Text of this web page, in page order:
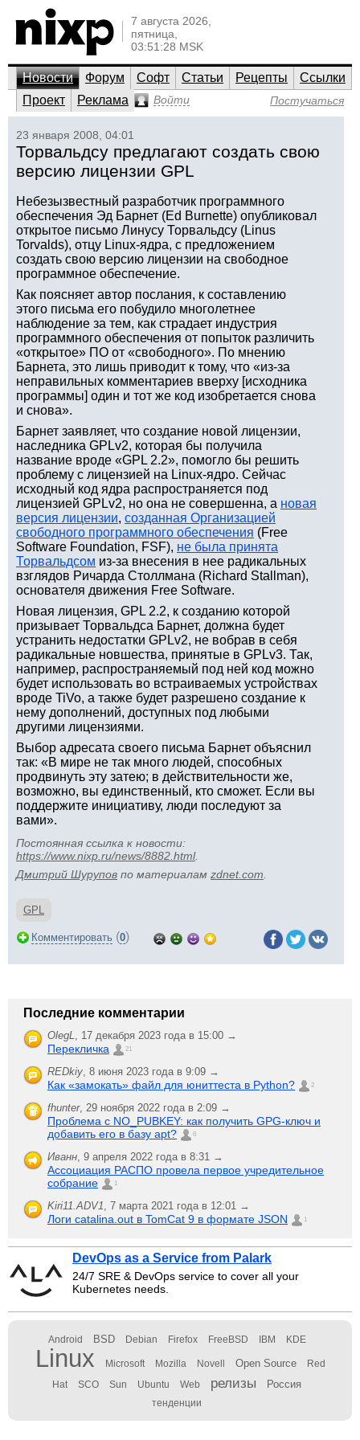
7 августа 2026,
пятница,
03:51:28 MSK
Новости Форум Софт Статьи Рецепты
Ссылки
Проект
Реклама Войти Постучаться
23 января 2008, 04:01
Торвальдсу предлагают создать свою
версию лицензии GPL
Небезызвестный разработчик программного
обеспечения Эд Барнет (Ed Burnette) опубликовал
открытое письмо Линусу Торвальдсу (Linus
Torvalds), отцу Linux-ядра, с предложением
создать свою версию лицензии на свободное
программное обеспечение.
Как поясняет автор послания, к составлению
этого письма его побудило многолетнее
наблюдение за тем, как страдает индустрия
программного обеспечения от попыток различить
«открытое» ПО от «свободного». По мнению
Барнета, это лишь приводит к тому, что «из-за
неправильных комментариев вверху [исходника
программы] один и тот же код изобретается снова
и снова».
Барнет заявляет, что создание новой лицензии,
наследника GPLv2, которая бы получила
название вроде «GPL 2.2», помогло бы решить
проблему с лицензией на Linux-ядро. Сейчас
исходный код ядра распространяется под
лицензией GPLv2, но она не совершенна, а новая
версия лицензии, созданная Организацией
свободного программного обеспечения (Free
Software Foundation, FSF), не была принята
Торвальдсом из-за внесения в нее радикальных
взглядов Ричарда Столлмана (Richard Stallman),
основателя движения Free Software.
Новая лицензия, GPL 2.2, к созданию которой
призывает Торвальдса Барнет, должна будет
устранить недостатки GPLv2, не вобрав в себя
радикальные новшества, принятые в GPLv3. Так,
например, распространяемый под ней код можно
будет использовать во встраиваемых устройствах
вроде TiVo, а также будет разрешено создание к
нему дополнений, доступных под любыми
другими лицензиями.
Выбор адресата своего письма Барнет объяснил
так: «В мире не так много людей, способных
продвинуть эту затею; в действительности же,
возможно, вы единственный, кто сможет. Если вы
поддержите инициативу, люди последуют за
вами».
Постоянная ссылка к новости:
https://www.nixp.ru/news/8882.html.
Дмитрий Шурупов по материалам zdnet.com
GPL
Комментировать (0)
Последние комментарии
OlegL, 17 декабря 2023 года в 15:00 →
Перекличка 21
REDkiy, 8 июня 2023 года в 9:09 →
Как «замокать» файл для юниттеста в Python? 2
fhunter, 29 ноября 2022 года в 2:09 →
Проблема с NO_PUBKEY: как получить GPG-ключ и
добавить его в базу apt?
6
Иванн, 9 апреля 2022 года в 8:31 →
Ассоциация РАСПО провела первое учредительное
собрание
1
Kiri11.ADV1, 7 марта 2021 года в 12:01 →
Логи catalina.out в TomCat 9 в формате JSON 1
DevOps as a Service from Palark
24/7 SRE & DevOps service to cover all your
Kubernetes needs.
Android BSD Debian Firefox FreeBSD IBM KDE
Linux Microsoft Mozilla Novell Open Source Red
Hat SCO Sun Ubuntu Web релизы Россия
тенденции